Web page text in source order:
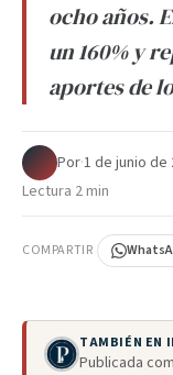
ocho años.
un 160% y
aportes de
Por·1 de junio de
Lectura 2 min
COMPARTIR
TAMBIÉN EN
Publicada